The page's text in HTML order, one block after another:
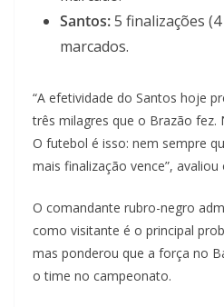
Santos:5 finalizações
marcados.
“A efetividade do Santos hoje
três milagres que o Brazão
O futebol é isso: nem sempre
mais finalização vence”, avaliou
O comandante rubro-negro
como visitante é o principal
mas ponderou que a força no
o time no campeonato.